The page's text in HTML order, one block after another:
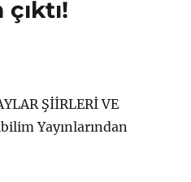
ŞİİRLERİ VE
Yayınlarından